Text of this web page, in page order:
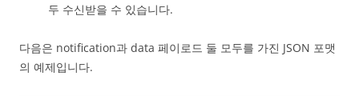
두 수신받을 수 있습니다.
다음은 notification과 data 페이로드 둘 모두를 가진 JSON 포맷
의 예제입니다.